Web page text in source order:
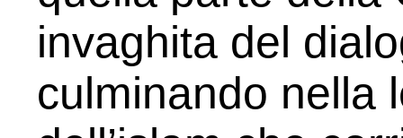
invaghita del
culminando nella